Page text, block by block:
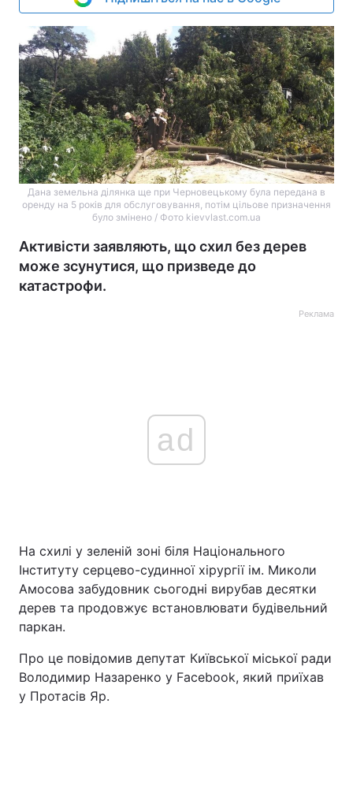
Дана земельна ділянка ще при Черновецькому була передана в
оренду на 5 років для обслуговування, потім цільове призначення
було змінено / Фото kievvlast.com.ua
Активісти заявляють, що схил без дерев
може зсунутися, що призведе до
катастрофи.
Реклама
ad
На схилі у зеленій зоні біля Національного
Інституту серцево-судинної хірургії ім. Миколи
Амосова забудовник сьогодні вирубав десятки
дерев та продовжує встановлювати будівельний
паркан.
Про це повідомив депутат Київської міської ради
Володимир Назаренко у Facebook, який приїхав
у Протасів Яр.